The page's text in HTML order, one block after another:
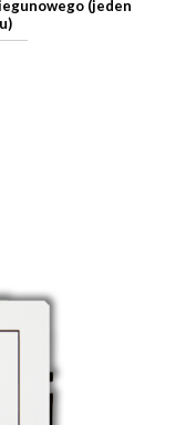
(jeden